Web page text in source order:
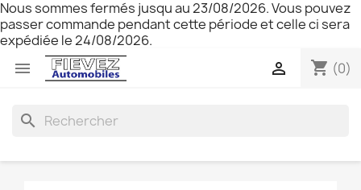
Nous sommes fermés jusqu au 23/08/2026. Vous pouvez
passer commande pendant cette période et celle ci sera
expédiée le 24/08/2026.
 shopping_cart (0)

search